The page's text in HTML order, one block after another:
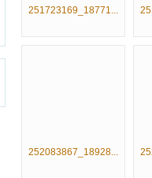
251723169_18771...
252083867_18928...